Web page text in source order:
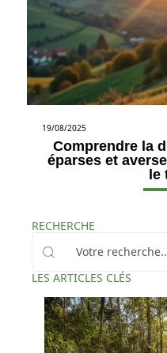
19/08/2025
Comprendre la
éparses et
le
RECHERCHE
LES ARTICLES CLÉS